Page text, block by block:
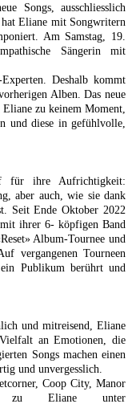
Songs, ausschliesslich
Eliane mit Songwritern
Am Samstag, 19.
Sängerin mit
Deshalb kommt
Alben. Das neue
zu keinem Moment,
und diese in gefühlvolle,
für ihre Aufrichtigkeit:
aber auch, wie sie dank
Seit Ende Oktober 2022
ihrer 6- köpfigen Band
Album-Tournee und
vergangenen Tourneen
Publikum berührt und
und mitreisend, Eliane
an Emotionen, die
Songs machen einen
und unvergesslich.
Coop City, Manor
Eliane unter